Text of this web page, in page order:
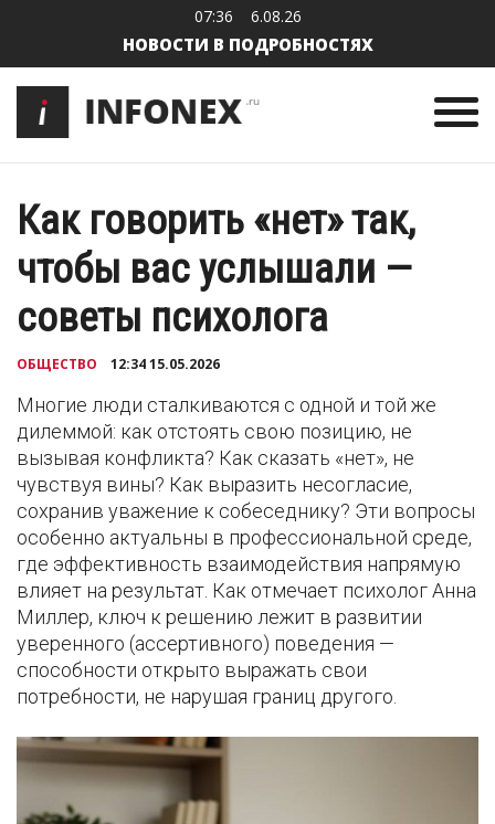
07:36 6.08.26
НОВОСТИ В ПОДРОБНОСТЯХ
Как говорить «нет» так,
чтобы вас услышали —
советы психолога
ОБЩЕСТВО 12:34 15.05.2026
Многие люди сталкиваются с одной и той же
дилеммой: как отстоять свою позицию, не
вызывая конфликта? Как сказать «нет», не
чувствуя вины? Как выразить несогласие,
сохранив уважение к собеседнику? Эти вопросы
особенно актуальны в профессиональной среде,
где эффективность взаимодействия напрямую
влияет на результат. Как отмечает психолог Анна
Миллер, ключ к решению лежит в развитии
уверенного (ассертивного) поведения —
способности открыто выражать свои
потребности, не нарушая границ другого.